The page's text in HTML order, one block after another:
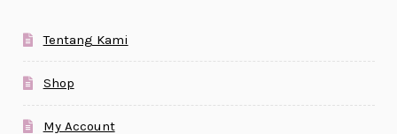
Tentang Kami
Shop
My Account